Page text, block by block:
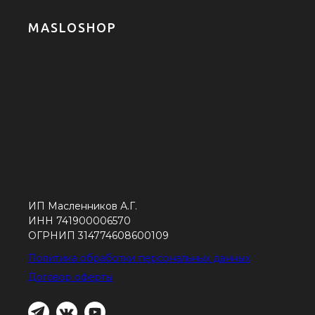
MASLOSHOP
ИП Масленников А.Г.
ИНН 741900006570
ОГРНИП 314774608600109
Договор оферты
Политика обработки персональных данных